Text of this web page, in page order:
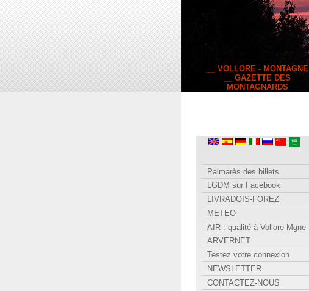
__ VOLLORE - MONTAGNE
__ GAZETTE DES
MONTAGNARDS
Palmarès des billets
LGDM sur Facebook
LIVRADOIS-FOREZ
METEO
AIR : qualité à Vollore-Mgne
ARVERNET
Testez votre connexion
NEWSLETTER
CONTACTEZ-NOUS